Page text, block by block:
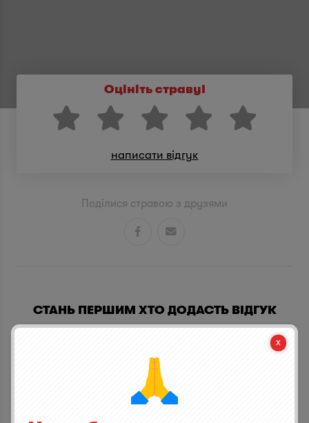
Оцініть страву!
написати відгук
Поділися стравою з друзями
 
СТАНЬ ПЕРШИМ ХТО ДОДАСТЬ ВІДГУК